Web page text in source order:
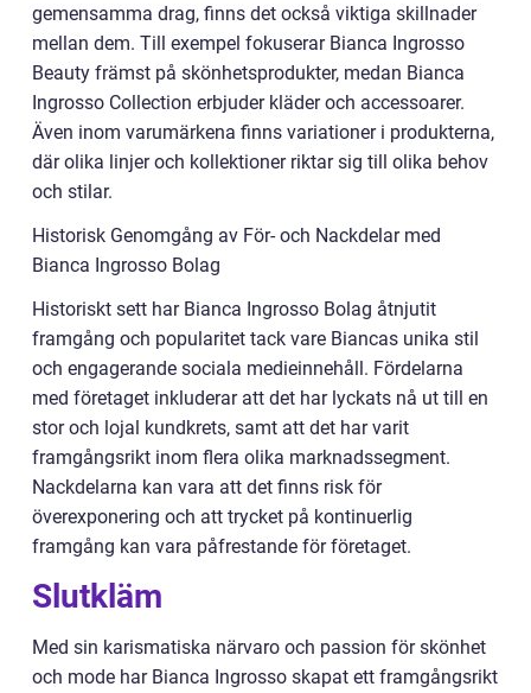
gemensamma drag, finns det också viktiga skillnader
mellan dem. Till exempel fokuserar Bianca Ingrosso
Beauty främst på skönhetsprodukter, medan Bianca
Ingrosso Collection erbjuder kläder och accessoarer.
Även inom varumärkena finns variationer i produkterna,
där olika linjer och kollektioner riktar sig till olika behov
och stilar.
Historisk Genomgång av För- och Nackdelar med
Bianca Ingrosso Bolag
Historiskt sett har Bianca Ingrosso Bolag åtnjutit
framgång och popularitet tack vare Biancas unika stil
och engagerande sociala medieinnehåll. Fördelarna
med företaget inkluderar att det har lyckats nå ut till en
stor och lojal kundkrets, samt att det har varit
framgångsrikt inom flera olika marknadssegment.
Nackdelarna kan vara att det finns risk för
överexponering och att trycket på kontinuerlig
framgång kan vara påfrestande för företaget.
Slutkläm
Med sin karismatiska närvaro och passion för skönhet
och mode har Bianca Ingrosso skapat ett framgångsrikt